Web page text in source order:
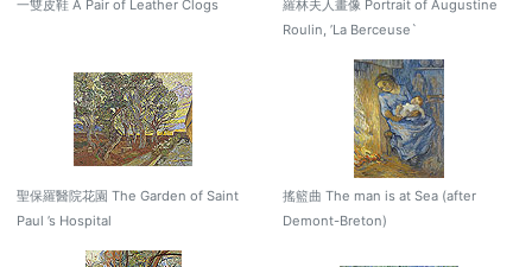
一雙皮鞋 A Pair of Leather Clogs
羅林夫人畫像 Portrait of Augustine
Roulin, ’La Berceuse`
聖保羅醫院花園 The Garden of Saint
Paul ’s Hospital
搖籃曲 The man is at Sea (after
Demont-Breton)